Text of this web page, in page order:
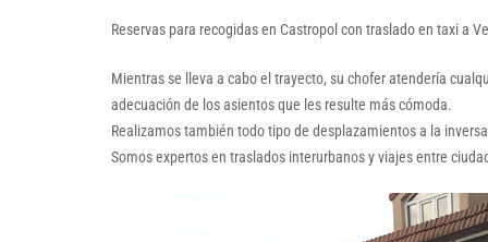
Reservas para recogidas en Castropol con traslado en taxi a
Mientras se lleva a cabo el trayecto, su chofer atendería
adecuación de los asientos que les resulte más cómoda.
Realizamos también todo tipo de desplazamientos a la
Somos expertos en traslados interurbanos y viajes entre